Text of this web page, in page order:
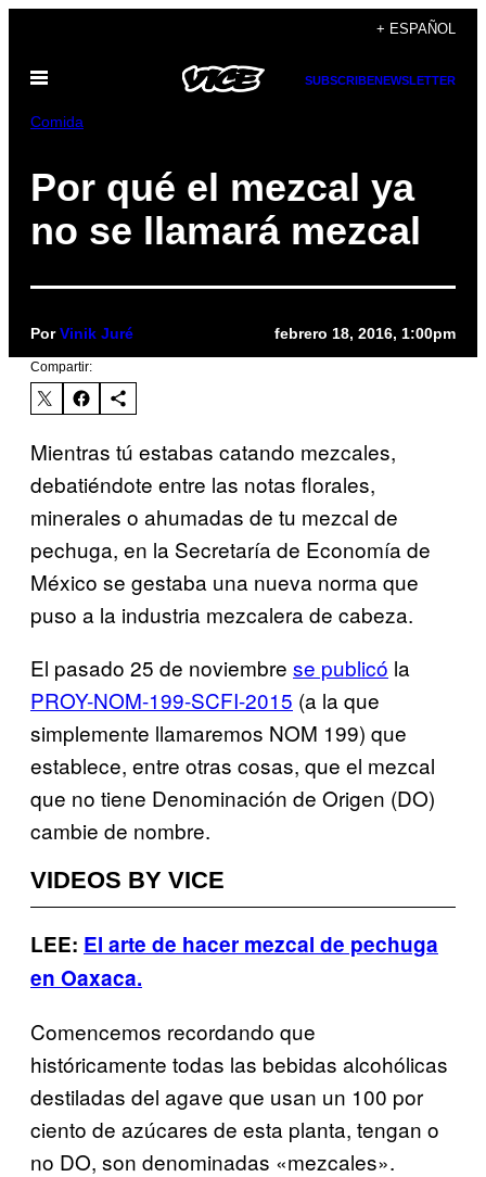
contenido
+ ESPAÑOL
Abrir
SUBSCRIBENEWSLETTER
Comida
Por qué el mezcal ya
no se llamará mezcal
PorVinik Juré febrero 18, 2016, 1:00pm
Compartir:
Mientras tú estabas catando mezcales,
debatiéndote entre las notas florales,
minerales o ahumadas de tu mezcal de
pechuga, en la Secretaría de Economía de
México se gestaba una nueva norma que
puso a la industria mezcalera de cabeza.
El pasado 25 de noviembre se publicó la
PROY-NOM-199-SCFI-2015 (a la que
simplemente llamaremos NOM 199) que
establece, entre otras cosas, que el mezcal
que no tiene Denominación de Origen (DO)
cambie de nombre.
VIDEOS BY VICE
LEE: El arte de hacer mezcal de pechuga
en Oaxaca.
Comencemos recordando que
históricamente todas las bebidas alcohólicas
destiladas del agave que usan un 100 por
ciento de azúcares de esta planta, tengan o
no DO, son denominadas «mezcales».